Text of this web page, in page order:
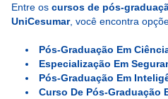
Entre os cursos de pós-
UniCesumar, você encontra
Pós-Graduação Em
Especialização Em
Pós-Graduação Em
Curso De Pós-Graduação